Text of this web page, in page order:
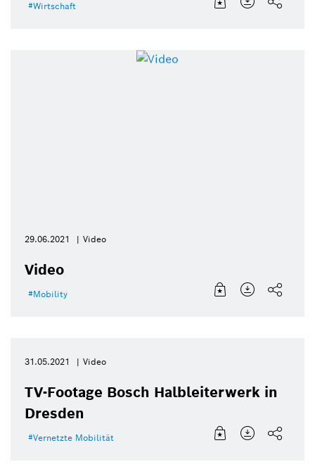
Wirtschaft
29.06.2021 Video
Video
Mobility
31.05.2021 Video
TV-Footage Bosch Halbleiterwerk in
Dresden
Vernetzte Mobilität